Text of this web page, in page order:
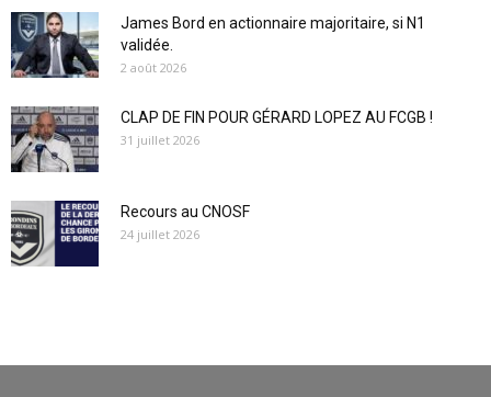
James Bord en actionnaire majoritaire, si N1
validée.
2 août 2026
CLAP DE FIN POUR GÉRARD LOPEZ AU FCGB !
31 juillet 2026
Recours au CNOSF
24 juillet 2026